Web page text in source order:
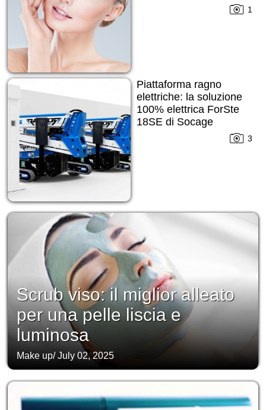
1
Piattaforma ragno
elettriche: la soluzione
100% elettrica ForSte
18SE di Socage
3
Scrub viso: il miglior alleato
per una pelle liscia e
luminosa
Make up/July 02, 2025